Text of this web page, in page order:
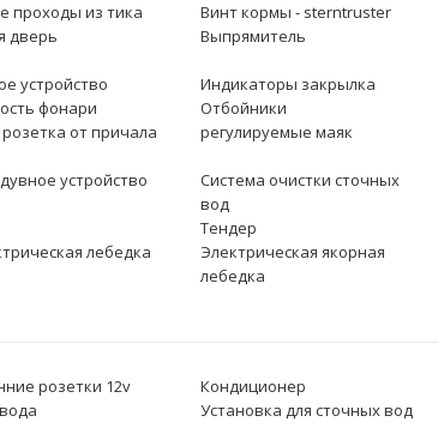
проходы из тика
Винт кормы - sterntruster
дверь Выпрямитель
устройство
Индикаторы закрылка
фонари
Отбойники
от причала регулируемые маяк
устройство
Система очистки сточных
вод
Тендер
лебедка
Электрическая якорная
лебедка
розетки 12v
Кондиционер
Установка для сточных вод